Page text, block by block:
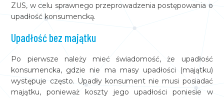
ZUS, w celu sprawnego przeprowadzenia postępowania o
upadłość konsumencką.
Upadłość bez majątku
Po pierwsze należy mieć świadomość, że upadłość
konsumencka, gdzie nie ma masy upadłości (majątku)
występuje często. Upadły konsument nie musi posiadać
majątku, ponieważ koszty jego upadłości poniesie w